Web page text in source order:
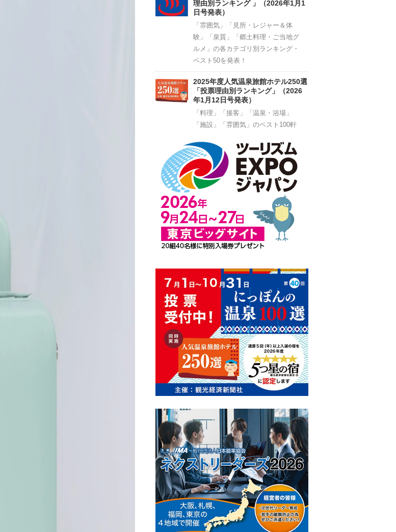
理由別ランキング 」（2026年1月1
日号発表）
「雰囲気」「見所・レジャー＆体
験」「泉質」「郷土料理・ご当地グ
ルメ」の各カテゴリ別ランキング・
ベスト50を発表！
2025年度人気温泉旅館ホテル250選
「投票理由別ランキング」（2026
年1月12日号発表）
「料理」「接客」「温泉・浴場」
「施設」「雰囲気」のベスト100軒